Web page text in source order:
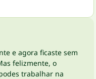
e agora ficaste sem
felizmente, o
trabalhar na